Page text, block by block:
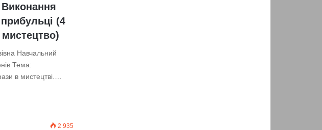
прибульці (4
Навчальний
Тема:
в мистецтві.…
2 935